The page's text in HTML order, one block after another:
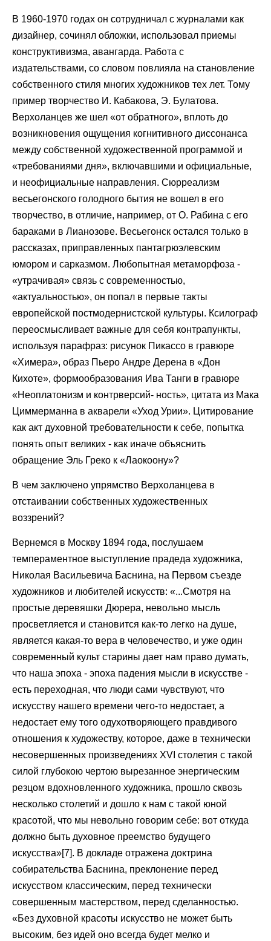
В 1960-1970 годах он сотрудничал с журналами как
дизайнер, сочинял обложки, использовал приемы
конструктивизма, авангарда. Работа с
издательствами, со словом повлияла на становление
собственного стиля многих художников тех лет. Тому
пример творчество И. Кабакова, Э. Булатова.
Верхоланцев же шел «от обратного», вплоть до
возникновения ощущения когнитивного диссонанса
между собственной художественной программой и
«требованиями дня», включавшими и официальные,
и неофициальные направления. Сюрреализм
весьегонского голодного бытия не вошел в его
творчество, в отличие, например, от О. Рабина с его
бараками в Лианозове. Весьегонск остался только в
рассказах, приправленных пантагрюэлевским
юмором и сарказмом. Любопытная метаморфоза -
«утрачивая» связь с современностью,
«актуальностью», он попал в первые такты
европейской постмодернистской культуры. Ксилограф
переосмысливает важные для себя контрапункты,
используя парафраз: рисунок Пикассо в гравюре
«Химера», образ Пьеро Андре Дерена в «Дон
Кихоте», формообразования Ива Танги в гравюре
«Неоплатонизм и контрверсий- ность», цитата из Мака
Циммерманна в акварели «Уход Урии». Цитирование
как акт духовной требовательности к себе, попытка
понять опыт великих - как иначе объяснить
обращение Эль Греко к «Лаокоону»?
В чем заключено упрямство Верхоланцева в
отстаивании собственных художественных
воззрений?
Вернемся в Москву 1894 года, послушаем
темпераментное выступление прадеда художника,
Николая Васильевича Баснина, на Первом съезде
художников и любителей искусств: «...Смотря на
простые деревяшки Дюрера, невольно мысль
просветляется и становится как-то легко на душе,
является какая-то вера в человечество, и уже один
современный культ старины дает нам право думать,
что наша эпоха - эпоха падения мысли в искусстве -
есть переходная, что люди сами чувствуют, что
искусству нашего времени чего-то недостает, а
недостает ему того одухотворяющего правдивого
отношения к художеству, которое, даже в технически
несовершенных произведениях XVI столетия с такой
силой глубокою чертою вырезанное энергическим
резцом вдохновленного художника, прошло сквозь
несколько столетий и дошло к нам с такой юной
красотой, что мы невольно говорим себе: вот откуда
должно быть духовное преемство будущего
искусства»[7]. В докладе отражена доктрина
собирательства Баснина, преклонение перед
искусством классическим, перед технически
совершенным мастерством, перед сделанностью.
«Без духовной красоты искусство не может быть
высоким, без идей оно всегда будет мелко и